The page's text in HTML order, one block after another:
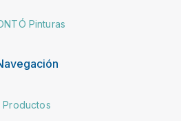
Pinturas
Productos